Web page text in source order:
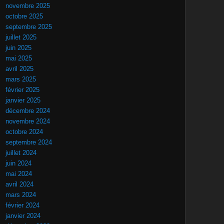
novembre 2025
octobre 2025
septembre 2025
juillet 2025
juin 2025
mai 2025
avril 2025
mars 2025
février 2025
janvier 2025
décembre 2024
novembre 2024
octobre 2024
septembre 2024
juillet 2024
juin 2024
mai 2024
avril 2024
mars 2024
février 2024
janvier 2024